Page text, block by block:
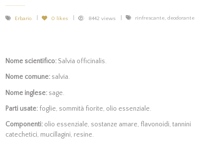
Erbario 0 likes 8442 views rinfrescante, deodorante
Nome scientifico:Salvia officinalis.
Nome comune:salvia.
Nome inglese:sage.
Parti usate:foglie, sommità fiorite, olio essenziale.
Componenti:olio essenziale, sostanze amare, flavonoidi, tannini
catechetici, mucillagini, resine.